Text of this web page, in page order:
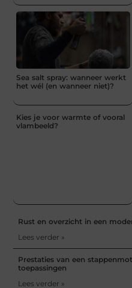
Sea salt spray: wanneer werkt
het wél (en wanneer niet)?
Kies je voor warmte of vooral
vlambeeld?
Rust en overzicht in een
Lees verder »
Prestaties van een
toepassingen
Lees verder »